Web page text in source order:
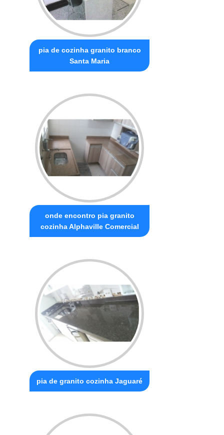
pia de cozinha granito branco
Santa Maria
onde encontro pia granito
cozinha Alphaville Comercial
pia de granito cozinha Jaguaré